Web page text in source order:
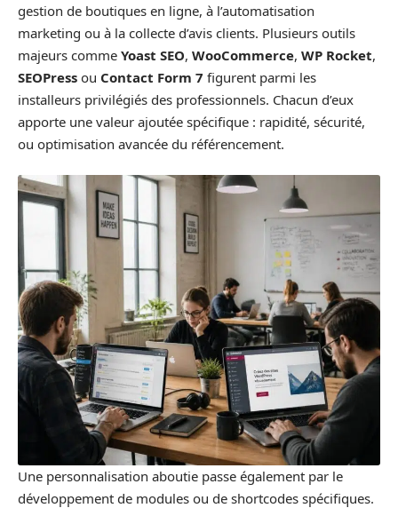
gestion de boutiques en ligne, à l’automatisation
marketing ou à la collecte d’avis clients. Plusieurs outils
majeurs comme Yoast SEO, WooCommerce, WP Rocket,
SEOPress ou Contact Form 7 figurent parmi les
installeurs privilégiés des professionnels. Chacun d’eux
apporte une valeur ajoutée spécifique : rapidité, sécurité,
ou optimisation avancée du référencement.
Une personnalisation aboutie passe également par le
développement de modules ou de shortcodes spécifiques.